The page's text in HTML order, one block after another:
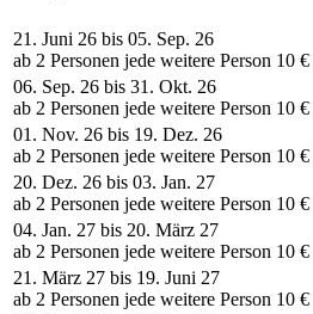
21. Juni 26 bis 05. Sep. 26
ab 2 Personen jede weitere Person 10 €
06. Sep. 26 bis 31. Okt. 26
ab 2 Personen jede weitere Person 10 €
01. Nov. 26 bis 19. Dez. 26
ab 2 Personen jede weitere Person 10 €
20. Dez. 26 bis 03. Jan. 27
ab 2 Personen jede weitere Person 10 €
04. Jan. 27 bis 20. März 27
ab 2 Personen jede weitere Person 10 €
21. März 27 bis 19. Juni 27
ab 2 Personen jede weitere Person 10 €